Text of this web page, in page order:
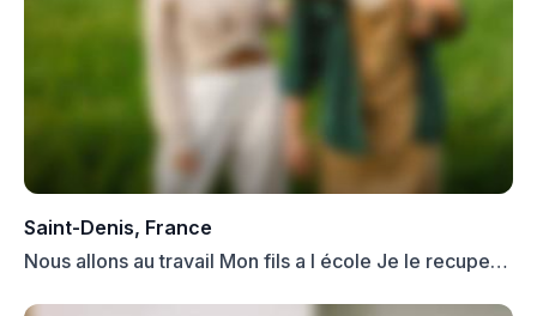
Saint-Denis, France
Nous allons au travail Mon fils a l école Je le recupere